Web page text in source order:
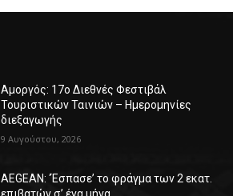
Αμοργός: 17ο Διεθνές Φεστιβάλ
Τουριστικών Ταινιών – Ημερομηνίες
διεξαγωγής
9 Αυγούστου, 2026
AEGEAN: ‘Έσπασε’ το φράγμα των 2 εκατ.